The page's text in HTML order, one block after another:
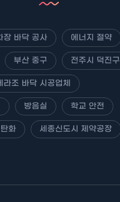
장 바닥 공사 에너지 절약
부산 중구 전주시 덕진구
라조 바닥 시공업체
방음실 학교 안전
화 세종신도시 제약공장